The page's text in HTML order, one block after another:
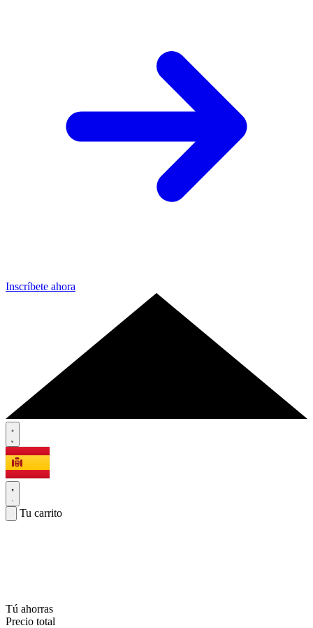
Inscríbete ahora
Tu carrito
Tú ahorras
Precio total